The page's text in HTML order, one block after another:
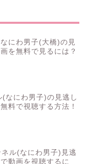
にわ男子(大橋)の見
を無料で見るには？
なにわ男子)の見逃し
料で視聴する方法！
ル(なにわ男子)見逃
動画を視聴するに